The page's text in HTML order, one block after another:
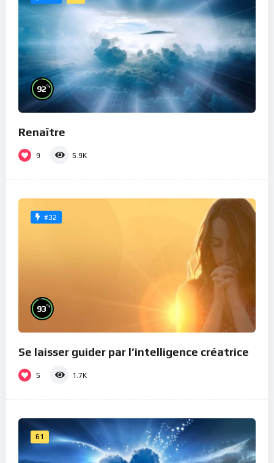
92%
Renaître
9 5.9K
#32
93%
Se laisser guider par l’intelligence créatrice
5 1.7K
61